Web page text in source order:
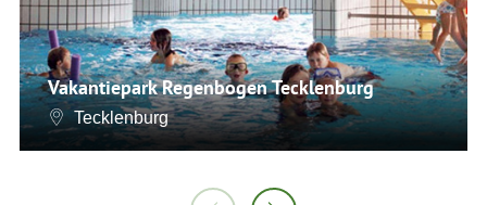
Vakantiepark Regenbogen Tecklenburg
Tecklenburg